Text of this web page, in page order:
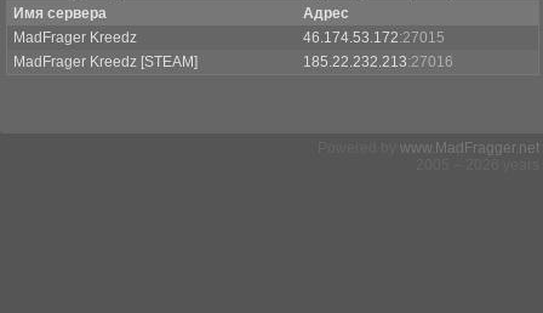
Имя сервера
Адрес
MadFrager Kreedz
46.174.53.172:27015
MadFrager Kreedz [STEAM]
185.22.232.213:27016
www.MadFragger.net